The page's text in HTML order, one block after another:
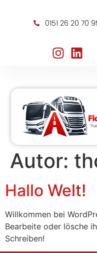
0151 26 20 70
Autor:
Hallo Welt!
Willkommen bei
Bearbeite oder lösche
Schreiben!